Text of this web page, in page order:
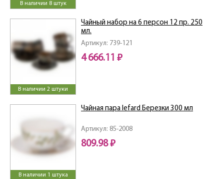
В наличии 8 штук
В наличии 2 штуки
Артикул: 739-121
Чайный набор на 6 персон 12 пр. 250
мл.
4 666.11 ₽
В наличии 1 штука
Артикул: 85-2008
Чайная пара lefard Березки 300 мл
809.98 ₽